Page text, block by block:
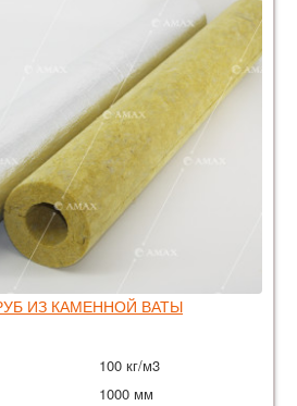
ИЗ КАМЕННОЙ ВАТЫ
100 кг/м3
1000 мм